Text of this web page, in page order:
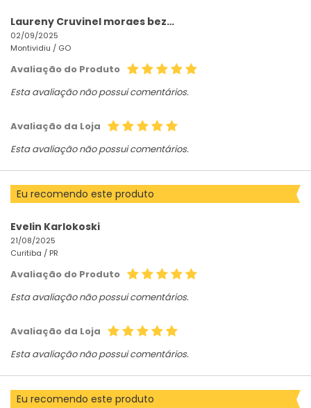
Laureny Cruvinel moraes bezerra
02/09/2025
Montividiu / GO
Avaliação do Produto
Esta avaliação não possui comentários.
Avaliação da Loja
Esta avaliação não possui comentários.
Eu recomendo este produto
Evelin Karlokoski
21/08/2025
Curitiba / PR
Avaliação do Produto
Esta avaliação não possui comentários.
Avaliação da Loja
Esta avaliação não possui comentários.
Eu recomendo este produto